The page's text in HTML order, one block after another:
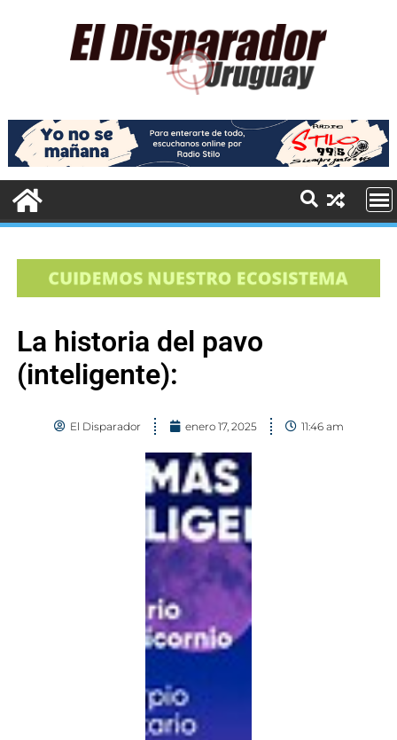
La historia del pavo
(inteligente):
El Disparador enero 17, 2025 11:46 am